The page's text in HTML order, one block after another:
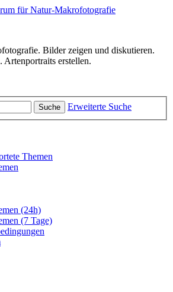
Bilder zeigen und diskutieren.
erstellen.
Suche Erweiterte Suche
Themen
(24h)
(7 Tage)